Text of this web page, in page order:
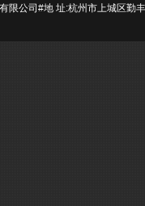
限公司#地 址:杭州市上城区